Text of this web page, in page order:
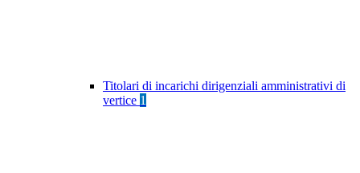
Titolari di incarichi dirigenziali amministrativi di
vertice 1